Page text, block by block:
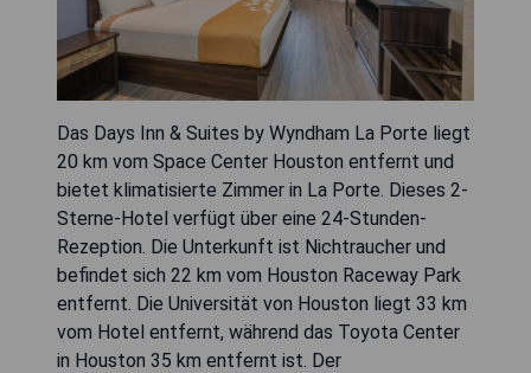
Das Days Inn & Suites by Wyndham La Porte liegt
20 km vom Space Center Houston entfernt und
bietet klimatisierte Zimmer in La Porte. Dieses 2-
Sterne-Hotel verfügt über eine 24-Stunden-
Rezeption. Die Unterkunft ist Nichtraucher und
befindet sich 22 km vom Houston Raceway Park
entfernt. Die Universität von Houston liegt 33 km
vom Hotel entfernt, während das Toyota Center
in Houston 35 km entfernt ist. Der